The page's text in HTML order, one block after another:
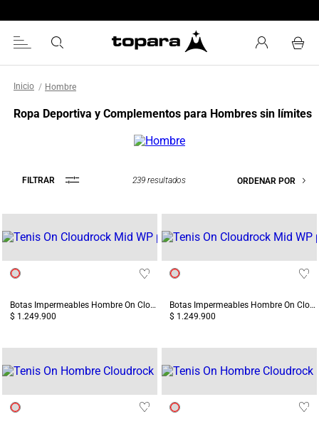
Hombre
Ropa Deportiva y Complementos para Hombres sin límites
FILTRAR 239resultados ORDENAR POR
Botas Impermeables Hombre On Cloudrock Mid WP Terreo/Gris
$ 1.249.900
Botas Impermeables Hombre On Cloudrock Mid WP Negro
$ 1.249.900